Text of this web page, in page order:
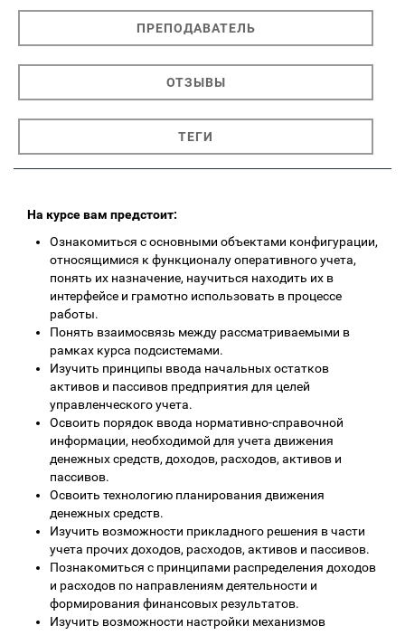
ПРЕПОДАВАТЕЛЬ
ОТЗЫВЫ
ТЕГИ
На курсе вам предстоит:
Ознакомиться с основными объектами конфигурации,
относящимися к функционалу оперативного учета,
понять их назначение, научиться находить их в
интерфейсе и грамотно использовать в процессе
работы.
Понять взаимосвязь между рассматриваемыми в
рамках курса подсистемами.
Изучить принципы ввода начальных остатков
активов и пассивов предприятия для целей
управленческого учета.
Освоить порядок ввода нормативно-справочной
информации, необходимой для учета движения
денежных средств, доходов, расходов, активов и
пассивов.
Освоить технологию планирования движения
денежных средств.
Изучить возможности прикладного решения в части
учета прочих доходов, расходов, активов и пассивов.
Познакомиться с принципами распределения доходов
и расходов по направлениям деятельности и
формирования финансовых результатов.
Изучить возможности настройки механизмов